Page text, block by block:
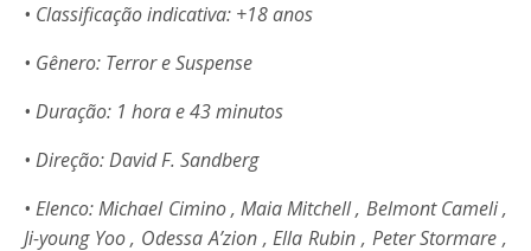
• Classificação indicativa: +18 anos
• Gênero: Terror e Suspense
• Duração: 1 hora e 43 minutos
• Direção: David F. Sandberg
• Elenco: Michael Cimino , Maia Mitchell , Belmont Cameli ,
Ji-young Yoo , Odessa A’zion , Ella Rubin , Peter Stormare ,